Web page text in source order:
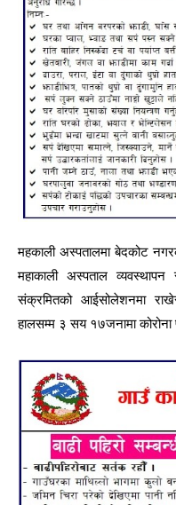
महकाली अस्पतालमा बेदकोट
महाकाली अस्पताल व्यवस्थापन
संक्रमितको आईसोलेशनमा
हालसम्म ३ सय १७जनामा